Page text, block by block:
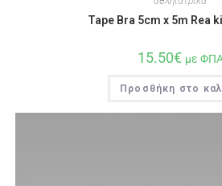
Tape Bra 5cm x 5m Rea
15.50€ με
Προσθήκη στο